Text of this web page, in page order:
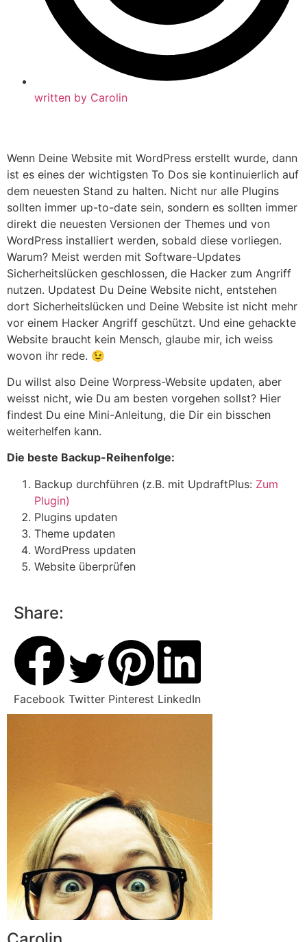
written by Carolin
Wenn Deine Website mit WordPress erstellt wurde, dann
ist es eines der wichtigsten To Dos sie kontinuierlich auf
dem neuesten Stand zu halten. Nicht nur alle Plugins
sollten immer up-to-date sein, sondern es sollten immer
direkt die neuesten Versionen der Themes und von
WordPress installiert werden, sobald diese vorliegen.
Warum? Meist werden mit Software-Updates
Sicherheitslücken geschlossen, die Hacker zum Angriff
nutzen. Updatest Du Deine Website nicht, entstehen
dort Sicherheitslücken und Deine Website ist nicht mehr
vor einem Hacker Angriff geschützt. Und eine gehackte
Website braucht kein Mensch, glaube mir, ich weiss
wovon ihr rede. 😉
Du willst also Deine Worpress-Website updaten, aber
weisst nicht, wie Du am besten vorgehen sollst? Hier
findest Du eine Mini-Anleitung, die Dir ein bisschen
weiterhelfen kann.
Die beste Backup-Reihenfolge:
Backup durchführen (z.B. mit UpdraftPlus: Zum
Plugin)
Plugins updaten
Theme updaten
WordPress updaten
Website überprüfen
Share:
Facebook Twitter Pinterest LinkedIn